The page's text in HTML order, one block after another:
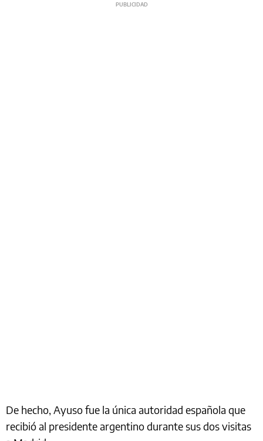
De hecho, Ayuso fue la única autoridad española que
recibió al presidente argentino durante sus dos visitas